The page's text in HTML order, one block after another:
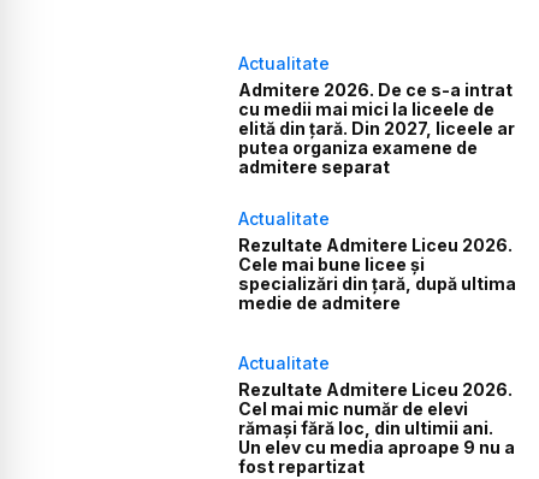
Actualitate
Admitere 2026. De ce s-a intrat
cu medii mai mici la liceele de
elită din țară. Din 2027, liceele ar
putea organiza examene de
admitere separat
Actualitate
Rezultate Admitere Liceu 2026.
Cele mai bune licee și
specializări din țară, după ultima
medie de admitere
Actualitate
Rezultate Admitere Liceu 2026.
Cel mai mic număr de elevi
rămași fără loc, din ultimii ani.
Un elev cu media aproape 9 nu a
fost repartizat